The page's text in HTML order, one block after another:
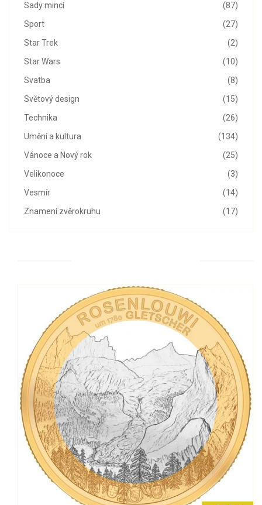
(87)
Sady mincí
(27)
Sport
(2)
Star Trek
(10)
Star Wars
(8)
Svatba
(15)
Světový design
(26)
Technika
(134)
Umění a kultura
(25)
Vánoce a Nový rok
(3)
Velikonoce
(14)
Vesmír
(17)
Znamení zvěrokruhu